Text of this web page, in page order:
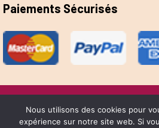
Paiements Sécurisés
@Escale de la Save 2022 -
Nous utilisons des cookies pour
expérience sur notre site web. Si